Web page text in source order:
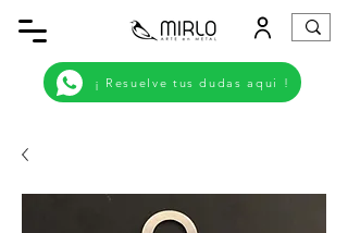
¡ Resuelve tus dudas aqui !